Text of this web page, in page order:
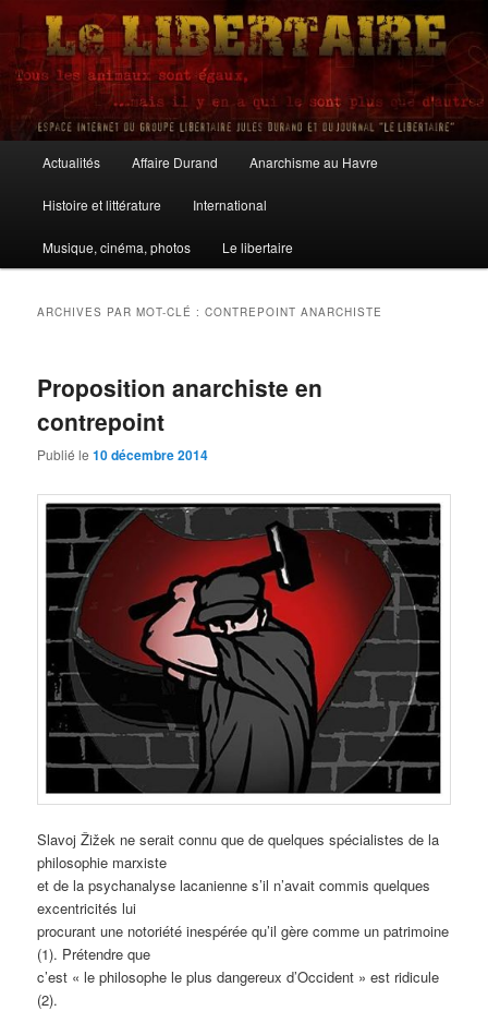
Aller
contenu
principal
Aller
contenu
secondaire
Le Libertaire
principal
Actualités Affaire Durand Anarchisme au Havre
Histoire et littérature International
Musique, cinéma, photos Le libertaire
ARCHIVES PAR MOT-CLÉ :CONTREPOINT ANARCHISTE
Proposition anarchiste en
contrepoint
Publié le10 décembre 2014
Slavoj Žižek ne serait connu que de quelques spécialistes de la
philosophie marxiste
et de la psychanalyse lacanienne s’il n’avait commis quelques
excentricités lui
procurant une notoriété inespérée qu’il gère comme un patrimoine
(1). Prétendre que
c’est « le philosophe le plus dangereux d’Occident » est ridicule
(2).